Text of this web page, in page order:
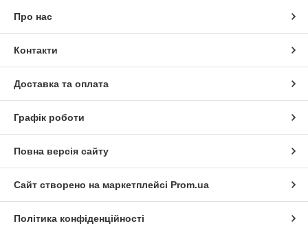
Про нас
Контакти
Доставка та оплата
Графік роботи
Повна версія сайту
Сайт створено на маркетплейсі Prom.ua
Політика конфіденційності